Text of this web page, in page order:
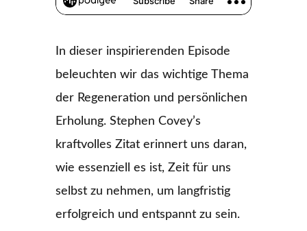
In dieser inspirierenden Episode
beleuchten wir das wichtige Thema
der Regeneration und persönlichen
Erholung. Stephen Covey’s
kraftvolles Zitat erinnert uns daran,
wie essenziell es ist, Zeit für uns
selbst zu nehmen, um langfristig
erfolgreich und entspannt zu sein.